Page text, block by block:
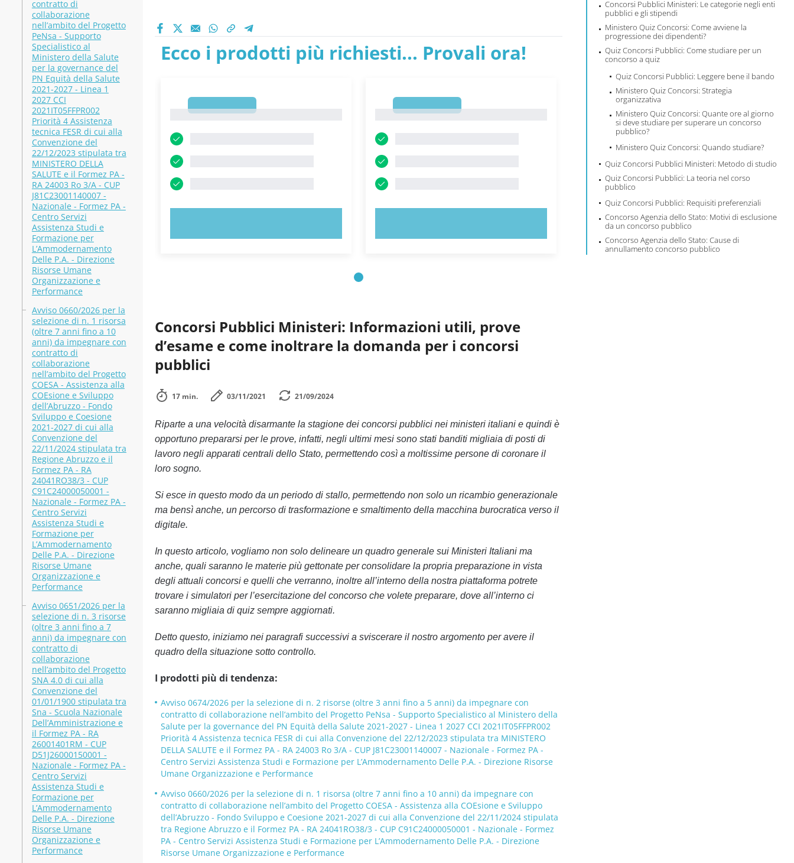
contratto di
collaborazione
nell’ambito del Progetto
PeNsa - Supporto
Specialistico al
Ministero della Salute
per la governance del
PN Equità della Salute
2021-2027 - Linea 1
2027 CCI
2021IT05FFPR002
Priorità 4 Assistenza
tecnica FESR di cui alla
Convenzione del
22/12/2023 stipulata tra
MINISTERO DELLA
SALUTE e il Formez PA -
RA 24003 Ro 3/A - CUP
J81C23001140007 -
Nazionale - Formez PA -
Centro Servizi
Assistenza Studi e
Formazione per
L’Ammodernamento
Delle P.A. - Direzione
Risorse Umane
Organizzazione e
Performance
Avviso 0660/2026 per la
selezione di n. 1 risorsa
(oltre 7 anni fino a 10
anni) da impegnare con
contratto di
collaborazione
nell’ambito del Progetto
COESA - Assistenza alla
COEsione e Sviluppo
dell’Abruzzo - Fondo
Sviluppo e Coesione
2021-2027 di cui alla
Convenzione del
22/11/2024 stipulata tra
Regione Abruzzo e il
Formez PA - RA
24041RO38/3 - CUP
C91C24000050001 -
Nazionale - Formez PA -
Centro Servizi
Assistenza Studi e
Formazione per
L’Ammodernamento
Delle P.A. - Direzione
Risorse Umane
Organizzazione e
Performance
Avviso 0651/2026 per la
selezione di n. 3 risorse
(oltre 3 anni fino a 7
anni) da impegnare con
contratto di
collaborazione
nell’ambito del Progetto
SNA 4.0 di cui alla
Convenzione del
01/01/1900 stipulata tra
Sna - Scuola Nazionale
Dell’Amministrazione e
il Formez PA - RA
26001401RM - CUP
D51J26000150001 -
Nazionale - Formez PA -
Centro Servizi
Assistenza Studi e
Formazione per
L’Ammodernamento
Delle P.A. - Direzione
Risorse Umane
Organizzazione e
Performance
Concorsi Pubblici Ministeri: Le categorie negli enti
pubblici e gli stipendi
Ministero Quiz Concorsi: Come avviene la
progressione dei dipendenti?
Quiz Concorsi Pubblici: Come studiare per un
concorso a quiz
Quiz Concorsi Pubblici: Leggere bene il bando
Ministero Quiz Concorsi: Strategia
organizzativa
Ministero Quiz Concorsi: Quante ore al giorno
si deve studiare per superare un concorso
pubblico?
Ministero Quiz Concorsi: Quando studiare?
Quiz Concorsi Pubblici Ministeri: Metodo di studio
Quiz Concorsi Pubblici: La teoria nel corso
pubblico
Quiz Concorsi Pubblici: Requisiti preferenziali
Concorso Agenzia dello Stato: Motivi di esclusione
da un concorso pubblico
Concorso Agenzia dello Stato: Cause di
annullamento concorso pubblico
Ecco i prodotti più richiesti... Provali ora!
Concorsi Pubblici Ministeri: Informazioni utili, prove
d’esame e come inoltrare la domanda per i concorsi
pubblici
17 min. 03/11/2021 21/09/2024
Riparte a una velocità disarmante la stagione dei concorsi pubblici nei ministeri italiani e quindi è
opportuno prepararsi per le prove, infatti, negli ultimi mesi sono stati banditi migliaia di posti di
lavoro negli apparati centrali dello Stato, permettendo così a moltissime persone di coronare il
loro sogno.
Si esce in questo modo da un periodo di stallo, permettendo non solo un ricambio generazionale
ma bensì anche, un percorso di trasformazione e smaltimento della macchina burocratica verso il
digitale.
In questo articolo, vogliamo non solo delineare un quadro generale sui Ministeri Italiani ma
anche, quali saranno le materie più gettonate per consolidare la propria preparazione in vista
degli attuali concorsi e quelli che verranno, inoltre all’interno della nostra piattaforma potrete
trovare i simulatori per l’esercitazione del concorso che volete preparare, dove all’interno ci
saranno migliaia di quiz sempre aggiornati.
Detto questo, iniziamo nei paragrafi successivi a sviscerare il nostro argomento per avere il
quadro della situazione sotto controllo.
I prodotti più di tendenza:
Avviso 0674/2026 per la selezione di n. 2 risorse (oltre 3 anni fino a 5 anni) da impegnare con
contratto di collaborazione nell’ambito del Progetto PeNsa - Supporto Specialistico al Ministero della
Salute per la governance del PN Equità della Salute 2021-2027 - Linea 1 2027 CCI 2021IT05FFPR002
Priorità 4 Assistenza tecnica FESR di cui alla Convenzione del 22/12/2023 stipulata tra MINISTERO
DELLA SALUTE e il Formez PA - RA 24003 Ro 3/A - CUP J81C23001140007 - Nazionale - Formez PA -
Centro Servizi Assistenza Studi e Formazione per L’Ammodernamento Delle P.A. - Direzione Risorse
Umane Organizzazione e Performance
Avviso 0660/2026 per la selezione di n. 1 risorsa (oltre 7 anni fino a 10 anni) da impegnare con
contratto di collaborazione nell’ambito del Progetto COESA - Assistenza alla COEsione e Sviluppo
dell’Abruzzo - Fondo Sviluppo e Coesione 2021-2027 di cui alla Convenzione del 22/11/2024 stipulata
tra Regione Abruzzo e il Formez PA - RA 24041RO38/3 - CUP C91C24000050001 - Nazionale - Formez
PA - Centro Servizi Assistenza Studi e Formazione per L’Ammodernamento Delle P.A. - Direzione
Risorse Umane Organizzazione e Performance